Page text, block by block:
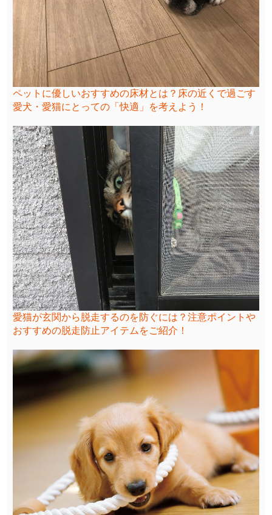
ペットに優しいおすすめの床材とは？床の近くで過ごす
愛犬・愛猫にとっての「快適」を考えよう！
愛猫が玄関から脱走するのを防ぐには？注意ポイントや
おすすめの脱走防止アイテムをご紹介！